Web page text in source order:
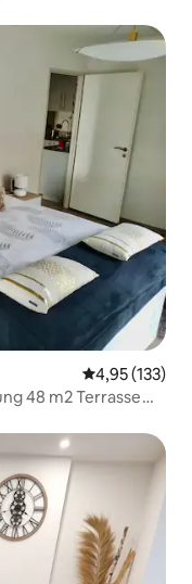
4,95 (133)
48 m2 Terrasse